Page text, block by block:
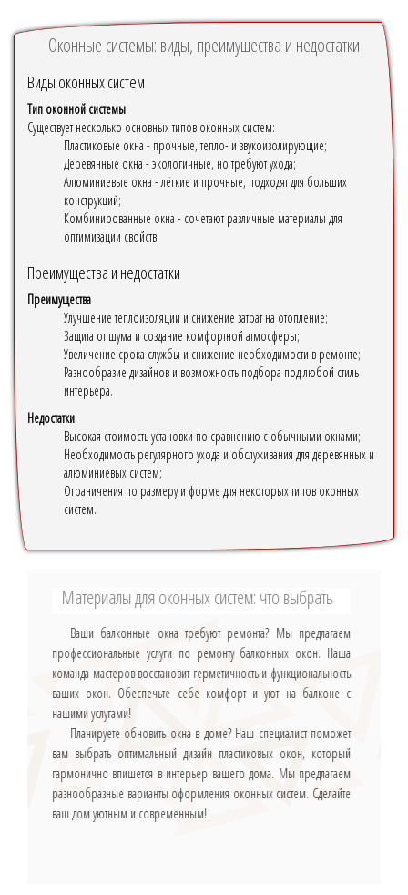
Оконные системы: виды, преимущества и недостатки
Виды оконных систем
Тип оконной системы
Существует несколько основных типов оконных систем:
Пластиковые окна - прочные, тепло- и звукоизолирующие;
Деревянные окна - экологичные, но требуют ухода;
Алюминиевые окна - лёгкие и прочные, подходят для больших
конструкций;
Комбинированные окна - сочетают различные материалы для
оптимизации свойств.
Преимущества и недостатки
Преимущества
Улучшение теплоизоляции и снижение затрат на отопление;
Защита от шума и создание комфортной атмосферы;
Увеличение срока службы и снижение необходимости в ремонте;
Разнообразие дизайнов и возможность подбора под любой стиль
интерьера.
Недостатки
Высокая стоимость установки по сравнению с обычными окнами;
Необходимость регулярного ухода и обслуживания для деревянных и
алюминиевых систем;
Ограничения по размеру и форме для некоторых типов оконных
систем.
Материалы для оконных систем: что выбрать
Ваши балконные окна требуют ремонта? Мы предлагаем
профессиональные услуги по ремонту балконных окон. Наша
команда мастеров восстановит герметичность и функциональность
ваших окон. Обеспечьте себе комфорт и уют на балконе с
нашими услугами!
Планируете обновить окна в доме? Наш специалист поможет
вам выбрать оптимальный дизайн пластиковых окон, который
гармонично впишется в интерьер вашего дома. Мы предлагаем
разнообразные варианты оформления оконных систем. Сделайте
ваш дом уютным и современным!